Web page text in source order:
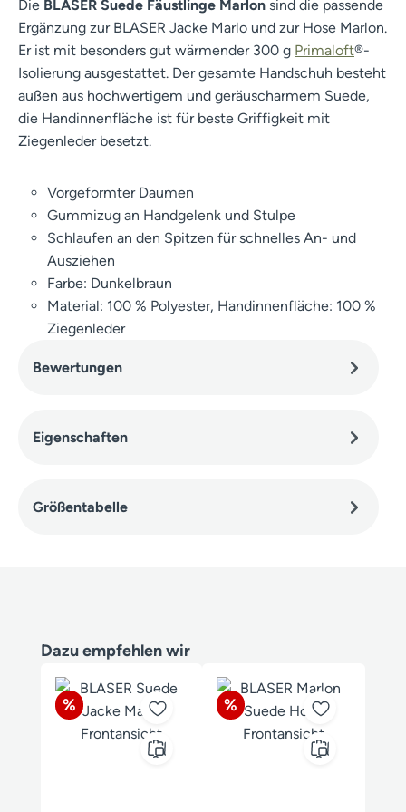
Die BLASER Suede Fäustlinge Marlon sind die passende
Ergänzung zur BLASER Jacke Marlo und zur Hose Marlon.
Er ist mit besonders gut wärmender 300 g Primaloft®-
Isolierung ausgestattet. Der gesamte Handschuh besteht
außen aus hochwertigem und geräuscharmem Suede,
die Handinnenfläche ist für beste Griffigkeit mit
Ziegenleder besetzt.
Vorgeformter Daumen
Gummizug an Handgelenk und Stulpe
Schlaufen an den Spitzen für schnelles An- und
Ausziehen
Farbe: Dunkelbraun
Material: 100 % Polyester, Handinnenfläche: 100 %
Ziegenleder
Bewertungen
Eigenschaften
Größentabelle
Produktgalerie überspringen
Dazu empfehlen wir
Rabatt
% Rabatt
%